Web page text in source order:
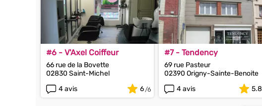
#6 - V'Axel Coiffeur
66 rue de la Bovette
02830 Saint-Michel
4 avis
6
#7 - Tendency
69 rue Pasteur
02390 Origny-Sainte-Benoite
4 avis
5.8